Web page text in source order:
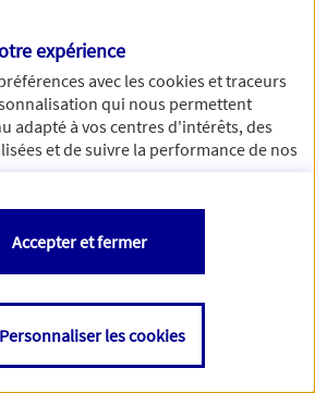
nous joindre via notre page de
contact.
> Nous contacter
expérience
avec lescookies et traceurs
qui nous permettent
adapté à vos centres d'intérêts, des
et de suivre la performance de nos
de les refuser comme de
en allant sur
decookies
Personnaliser les cookies
Accepter et fermer